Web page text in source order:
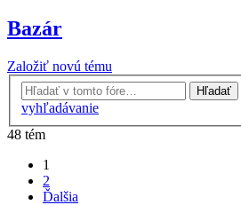
Bazár
Založiť novú tému
Hľadať
vyhľadávanie
48 tém
1
2
Ďalšia